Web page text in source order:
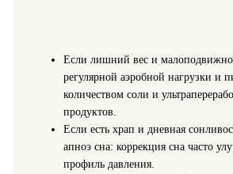
Если лишний вес и
регулярной аэробной нагрузки и
количеством соли и
продуктов.
Если есть храп и дневная
апноэ сна: коррекция сна часто
профиль давления.